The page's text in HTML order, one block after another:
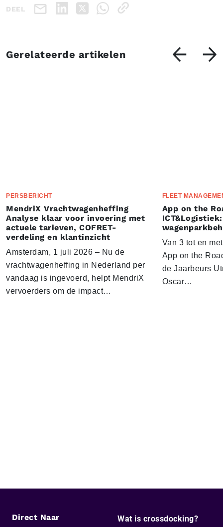
DEEL
Gerelateerde artikelen
PERSBERICHT
MendriX Vrachtwagenheffing
Analyse klaar voor invoering met
actuele tarieven, COFRET-
verdeling en klantinzicht
Amsterdam, 1 juli 2026 – Nu de
vrachtwagenheffing in Nederland per
vandaag is ingevoerd, helpt MendriX
vervoerders om de impact…
FLEET
App on the
Van 3 tot en
App on the
de Jaarbeurs
Oscar…
Direct Naar
Wat is crossdocking?